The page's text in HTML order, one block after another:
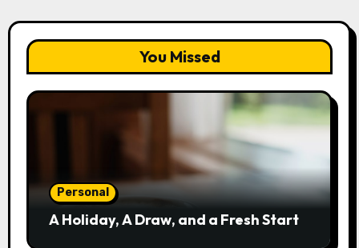
You Missed
Personal
A Holiday, A Draw, and a Fresh Start